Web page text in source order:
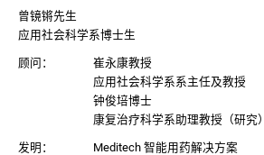
曾镜锵先生
应用社会科学系博士生
顾问：
崔永康教授
应用社会科学系系主任及教授
钟俊培博士
康复治疗科学系助理教授（研究）
发明：
Meditech 智能用药解决方案